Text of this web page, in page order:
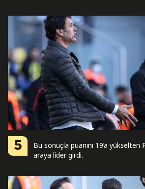
5
Bu sonuçla puanını 19’a yükselten
araya lider girdi.